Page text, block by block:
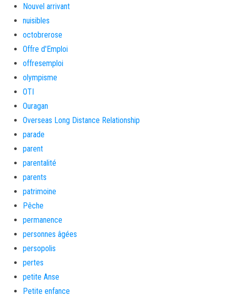
Nouvel arrivant
nuisibles
octobrerose
Offre d'Emploi
offresemploi
olympisme
OTI
Ouragan
Overseas Long Distance Relationship
parade
parent
parentalité
parents
patrimoine
Pêche
permanence
personnes âgées
persopolis
pertes
petite Anse
Petite enfance